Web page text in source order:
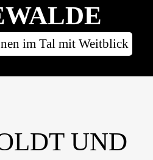
im Tal mit Weitblick
UND